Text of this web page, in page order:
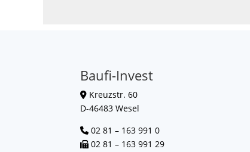
Baufi-Invest
Kreuzstr. 60
D-46483 Wesel
02 81 – 163 991 0
02 81 – 163 991 29